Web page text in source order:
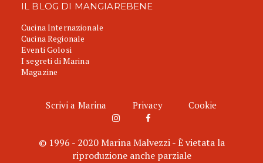
IL BLOG DI MANGIAREBENE
Cucina Internazionale
Cucina Regionale
Eventi Golosi
I segreti di Marina
Magazine
Scrivi a Marina Privacy Cookie
© 1996 - 2020 Marina Malvezzi - È vietata la
riproduzione anche parziale